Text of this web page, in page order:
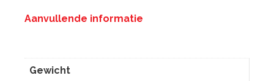
Aanvullende informatie
Gewicht